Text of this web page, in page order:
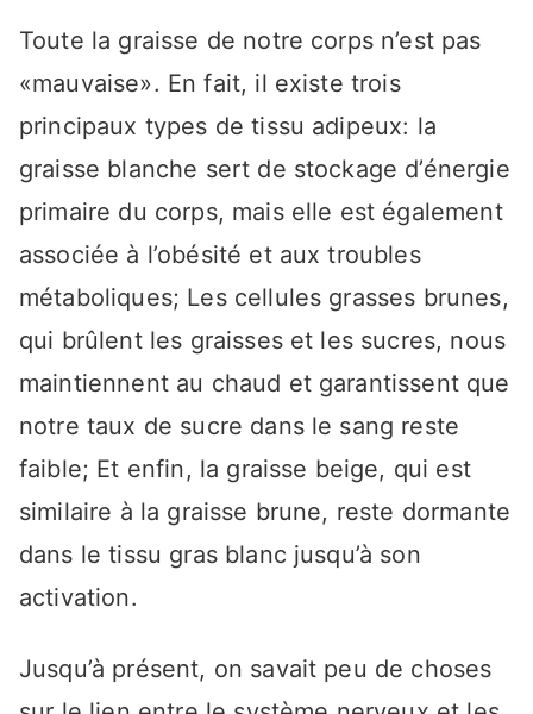
Toute la graisse de notre corps n’est pas
«mauvaise». En fait, il existe trois
principaux types de tissu adipeux: la
graisse blanche sert de stockage d’énergie
primaire du corps, mais elle est également
associée à l’obésité et aux troubles
métaboliques; Les cellules grasses brunes,
qui brûlent les graisses et les sucres, nous
maintiennent au chaud et garantissent que
notre taux de sucre dans le sang reste
faible; Et enfin, la graisse beige, qui est
similaire à la graisse brune, reste dormante
dans le tissu gras blanc jusqu’à son
activation.
Jusqu’à présent, on savait peu de choses